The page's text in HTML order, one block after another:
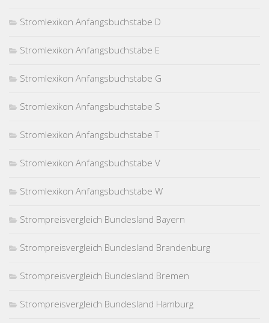
Stromlexikon Anfangsbuchstabe D
Stromlexikon Anfangsbuchstabe E
Stromlexikon Anfangsbuchstabe G
Stromlexikon Anfangsbuchstabe S
Stromlexikon Anfangsbuchstabe T
Stromlexikon Anfangsbuchstabe V
Stromlexikon Anfangsbuchstabe W
Strompreisvergleich Bundesland Bayern
Strompreisvergleich Bundesland Brandenburg
Strompreisvergleich Bundesland Bremen
Strompreisvergleich Bundesland Hamburg